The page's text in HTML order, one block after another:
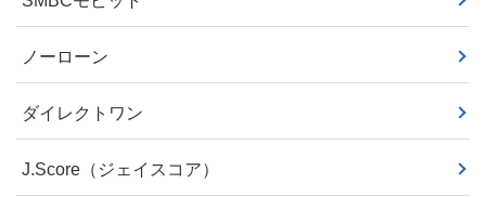
ノーローン
ダイレクトワン
J.Score（ジェイスコア）